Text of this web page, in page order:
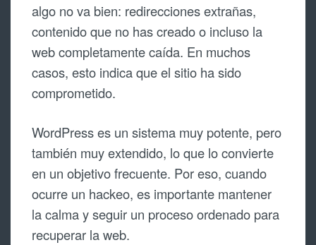
algo no va bien: redirecciones extrañas,
contenido que no has creado o incluso la
web completamente caída. En muchos
casos, esto indica que el sitio ha sido
comprometido.
WordPress es un sistema muy potente, pero
también muy extendido, lo que lo convierte
en un objetivo frecuente. Por eso, cuando
ocurre un hackeo, es importante mantener
la calma y seguir un proceso ordenado para
recuperar la web.